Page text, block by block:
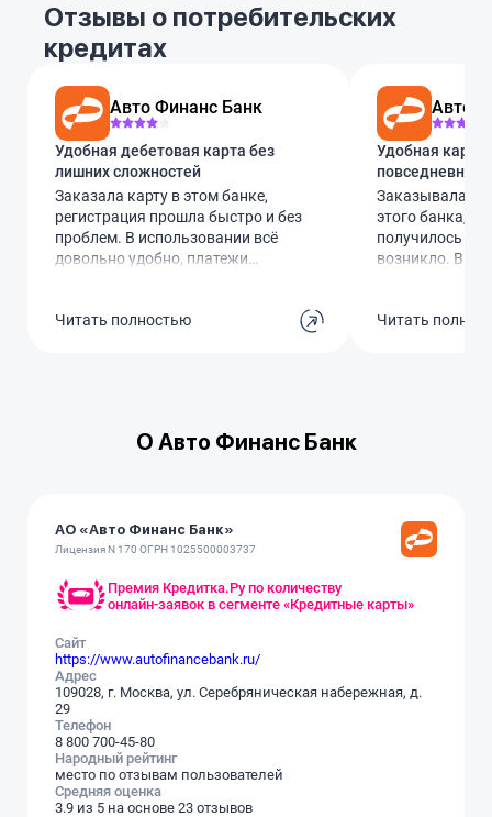
Отзывы о потребительских
кредитах
Авто Финанс Банк
Удобная дебетовая карта без
лишних сложностей
Заказала карту в этом банке,
регистрация прошла быстро и без
проблем. В использовании всё
довольно удобно, платежи
оставить её как основную.
Читать полностью
Авто
Удобная карта
повседневных
Заказывала
этого банка,
получилось
возникло. В
устраивает,
Читать
О Авто Финанс Банк
АО «Авто Финанс Банк»
Лицензия N 170 ОГРН 1025500003737
Премия Кредитка.Ру по количеству
онлайн-заявок в сегменте «Кредитные карты»
Сайт
https://www.autofinancebank.ru/
Адрес
109028, г. Москва, ул. Серебряническая набережная, д.
29
Телефон
8 800 700-45-80
Народный рейтинг
место по отзывам пользователей
Средняя оценка
3.9 из 5 на основе 23 отзывов